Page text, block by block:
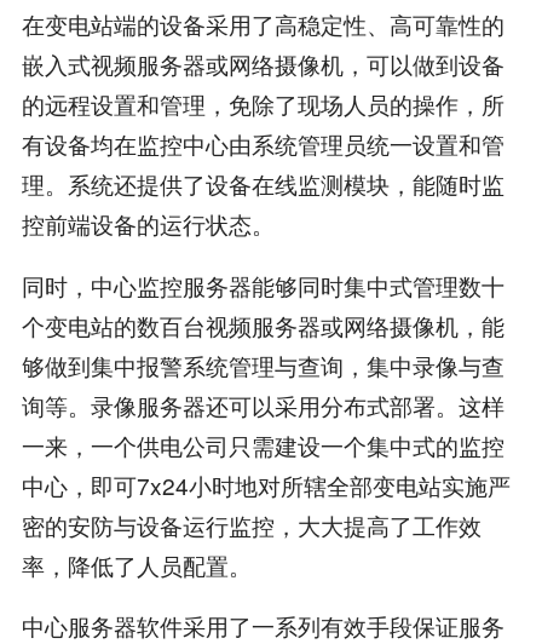
在变电站端的设备采用了高稳定性、高可靠性的
嵌入式视频服务器或网络摄像机，可以做到设备
的远程设置和管理，免除了现场人员的操作，所
有设备均在监控中心由系统管理员统一设置和管
理。系统还提供了设备在线监测模块，能随时监
控前端设备的运行状态。
同时，中心监控服务器能够同时集中式管理数十
个变电站的数百台视频服务器或网络摄像机，能
够做到集中报警系统管理与查询，集中录像与查
询等。录像服务器还可以采用分布式部署。这样
一来，一个供电公司只需建设一个集中式的监控
中心，即可7x24小时地对所辖全部变电站实施严
密的安防与设备运行监控，大大提高了工作效
率，降低了人员配置。
中心服务器软件采用了一系列有效手段保证服务